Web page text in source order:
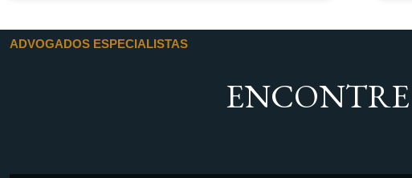
ADVOGADOS ESPECIALISTAS
ENCONTRE